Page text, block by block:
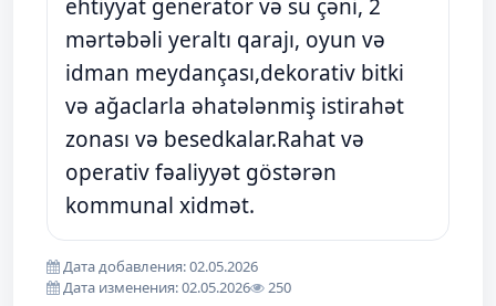
ehtiyyat generator və su çəni, 2
mərtəbəli yeraltı qarajı, oyun və
idman meydançası,dekorativ bitki
və ağaclarla əhatələnmiş istirahət
zonası və besedkalar.Rahat və
operativ fəaliyyət göstərən
kommunal xidmət.
Дата добавления: 02.05.2026
Дата изменения: 02.05.2026
250